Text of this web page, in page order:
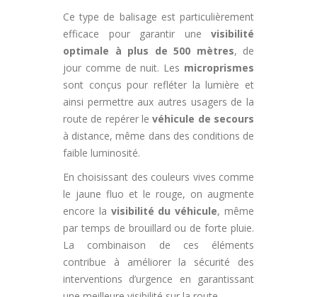
Ce type de balisage est particulièrement
efficace pour garantir une visibilité
optimale à plus de 500 mètres, de
jour comme de nuit. Les microprismes
sont conçus pour refléter la lumière et
ainsi permettre aux autres usagers de la
route de repérer levéhicule de secours
à distance, même dans des conditions de
faible luminosité.
En choisissant des couleurs vives comme
le jaune fluo et le rouge, on augmente
encore la visibilité du véhicule, même
par temps de brouillard ou de forte pluie.
La combinaison de ces éléments
contribue à améliorer la sécurité des
interventions d’urgence en garantissant